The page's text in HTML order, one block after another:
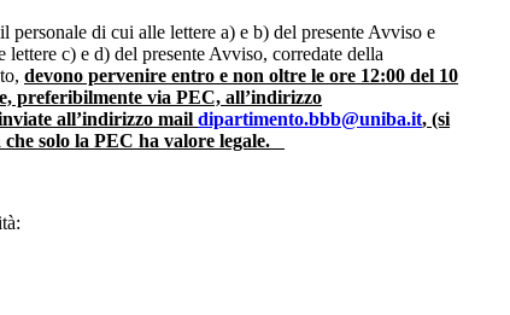
di cui alle lettere a) e b) del presente Avviso e
c) e d) del presente Avviso, corredate della
devono pervenire entro e non oltre le ore 12:00 del 10
preferibilmente via PEC, all’indirizzo
all’indirizzo mail dipartimento.bbb@uniba.it, (si
solo la PEC ha valore legale.